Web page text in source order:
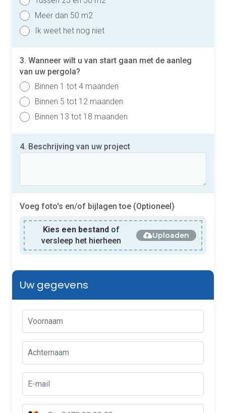
Meer dan 50 m2
Ik weet het nog niet
3. Wanneer wilt u van start gaan met de aanleg
van uw pergola?
Binnen 1 tot 4 maanden
Binnen 5 tot 12 maanden
Binnen 13 tot 18 maanden
4. Beschrijving van uw project
Voeg foto's en/of bijlagen toe (Optioneel)
Kies een bestand of
versleep het hierheen
Uploaden
Uw gegevens